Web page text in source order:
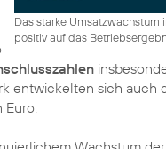
Das starke Umsatzwachstum
positiv auf das
entwickelten sich auch
Euro.